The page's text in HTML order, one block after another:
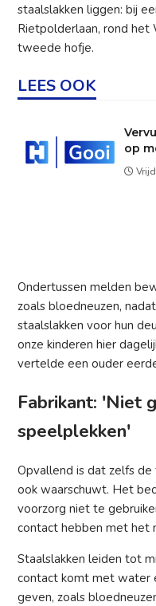
staalslakken liggen: bij
Rietpolderlaan, rond
tweede hofje.
LEES OOK
op
Ondertussen melden
zoals bloedneuzen,
staalslakken voor hun
onze kinderen hier
vertelde een ouder
Fabrikant: 'Niet
speelplekken'
Opvallend is dat zelfs
ook waarschuwt. Het
voorzorg niet te
contact hebben met het
Staalslakken leiden tot
contact komt met water
geven, zoals